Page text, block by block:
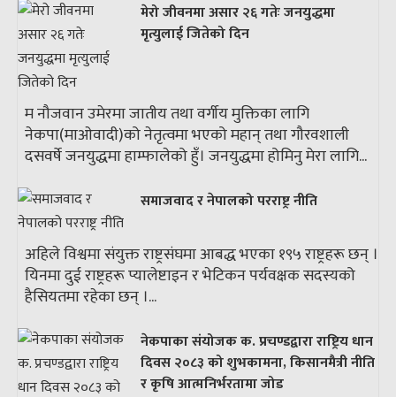
मेरो जीवनमा असार २६ गतेः जनयुद्धमा
मृत्युलाई जितेको दिन
म नौजवान उमेरमा जातीय तथा वर्गीय मुक्तिका लागि
नेकपा(माओवादी)को नेतृत्वमा भएको महान् तथा गौरवशाली
दसवर्षे जनयुद्धमा हाम्फालेको हुँ। जनयुद्धमा होमिनु मेरा लागि...
समाजवाद र नेपालको परराष्ट्र नीति
अहिले विश्वमा संयुक्त राष्ट्रसंघमा आबद्ध भएका १९५ राष्ट्रहरू छन् ।
यिनमा दुई राष्ट्रहरू प्यालेष्टाइन र भेटिकन पर्यवक्षक सदस्यको
हैसियतमा रहेका छन् ।...
नेकपाका संयोजक क. प्रचण्डद्वारा राष्ट्रिय धान
दिवस २०८३ को शुभकामना, किसानमैत्री नीति
र कृषि आत्मनिर्भरतामा जोड